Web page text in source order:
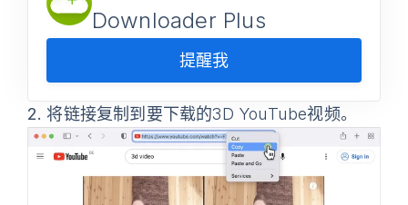
Downloader Plus
提醒我
2. 将链接复制到要下载的3D YouTube视频。